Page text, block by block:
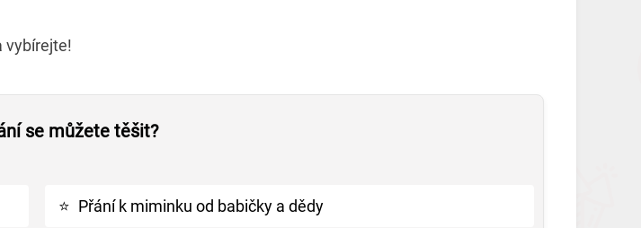
vybírejte!
se můžete těšit?
⭐ Přání k miminku od babičky a dědy